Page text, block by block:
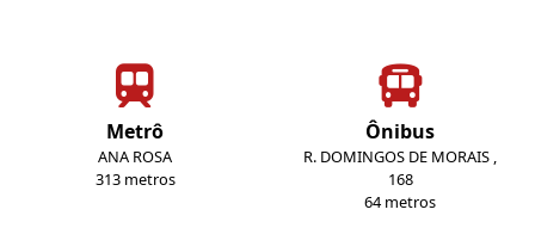
Metrô
ANA ROSA
313 metros
Ônibus
R. DOMINGOS DE MORAIS ,
168
64 metros